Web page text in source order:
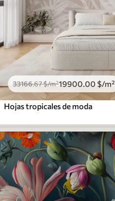
33166.67$/m²19900.00 $/m²
Hojas tropicales de moda